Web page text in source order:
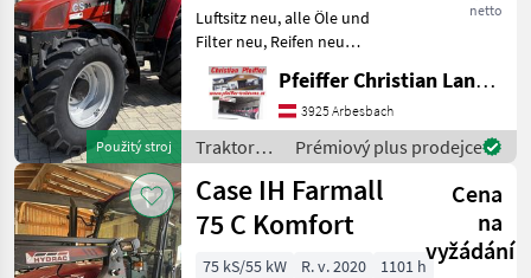
Použitý stroj
netto
Luftsitz neu, alle Öle und
Filter neu, Reifen neu
Pohon: Pohon všetkých
kolies, , Stanovište
rušňovodiča: Vodičská
kabína, Vývodový hriadeľ
hnacieho hriadeľa:
430/540/7
Pfeiffer Christian Landtechnik
3925 Arbesbach
Traktory /
Case IH
Prémiový plus prodejce
Case IH Farmall
75 C Komfort
Cena
na
vyžádání
75 kS/55 kW R. v. 2020
1101 h